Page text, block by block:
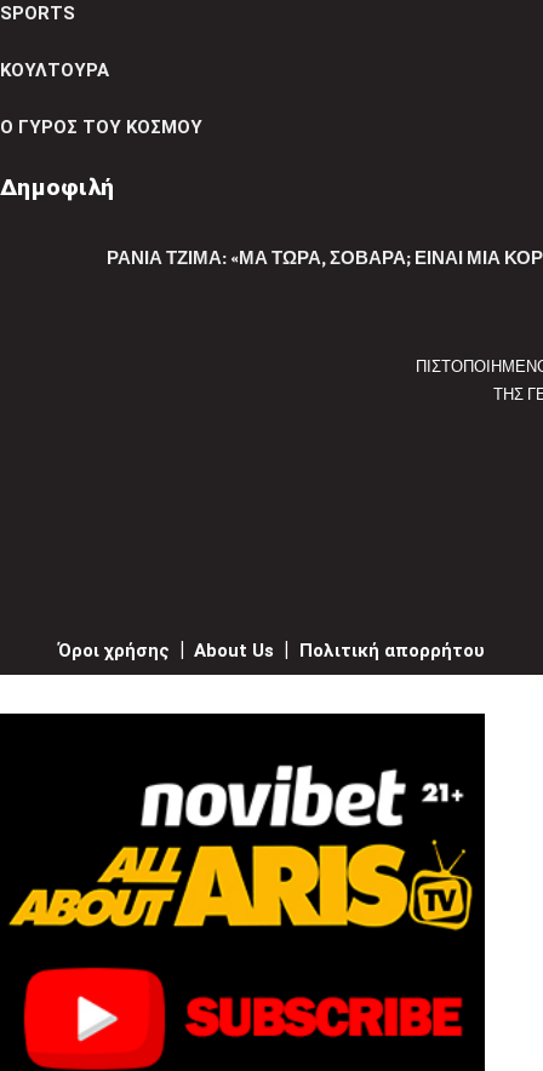
SPORTS
ΚΟΥΛΤΟΥΡΑ
Ο ΓΥΡΟΣ ΤΟΥ ΚΟΣΜΟΥ
Δημοφιλή
ΡΆΝΙΑ ΤΖΊΜΑ: «ΜΑ ΤΏΡΑ, ΣΟΒΑΡΆ; ΕΊΝΑΙ ΜΙΑ
ΤΗΣ
Όροι χρήσης About Us Πολιτική απορρήτου